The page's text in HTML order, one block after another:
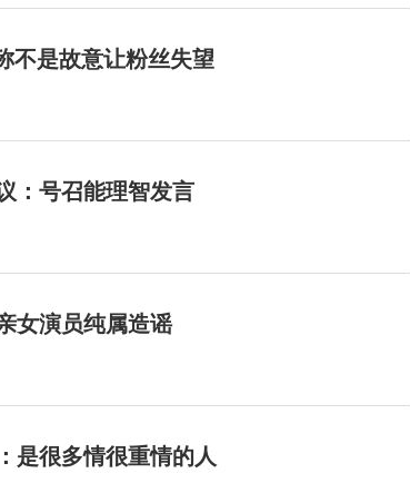
不是故意让粉丝失望
：号召能理智发言
女演员纯属造谣
是很多情很重情的人